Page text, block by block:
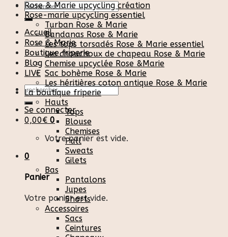
Recherche
pour :
Accueil
Rose & Marie
Boutique friperie
Blog
LIVE
Recherche
pour :
Se connecter
0,00€ 0
Votre panier est vide.
0
Panier
Votre panier est vide.
Rose & Marie upcycling création
Rose-marie upcycling essentiel
Turban Rose & Marie
Bandanas Rose & Marie
Les tops torsadés Rose & Marie essentiel
Les chouchoux de chapeau Rose & Marie
Chemise upcyclée Rose &Marie
Sac bohème Rose & Marie
Les héritières coton antique Rose & Marie
La boutique friperie
Hauts
Tops
Blouse
Chemises
Pull
Sweats
Gilets
Bas
Pantalons
Jupes
Shorts
Accessoires
Sacs
Ceintures